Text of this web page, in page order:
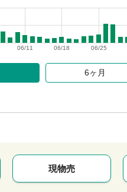
06/25
06/18
06/11
6ヶ月
現物売